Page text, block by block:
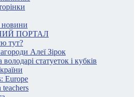
новини
ПОРТАЛ
тут?
Алеї Зірок
статуеток і кубків
Europe